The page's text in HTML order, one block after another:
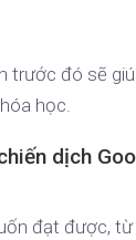
trước đó sẽ
học.
dịch
đạt được,